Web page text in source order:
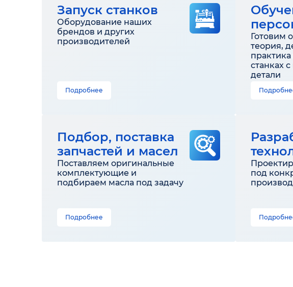
Запуск станков
Оборудование наших
брендов и других
производителей
Подробнее
Готовим
теория,
станках
детали
Подбор, поставка
запчастей и масел
Поставляем оригинальные
комплектующие и
подбираем масла под задачу
Подробнее
под